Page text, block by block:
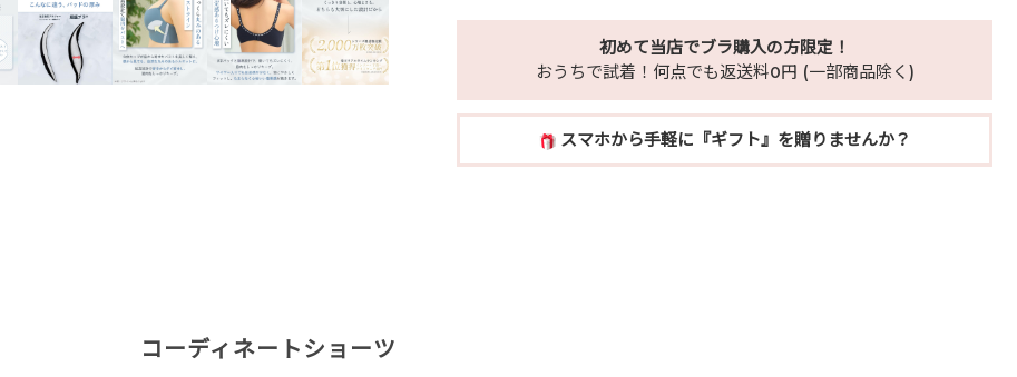
初めて当店でブラ購入の方限定！
おうちで試着！何点でも返送料0円 (一部商品除く)
スマホから手軽に『ギフト』を贈りませんか？
コーディネートショーツ